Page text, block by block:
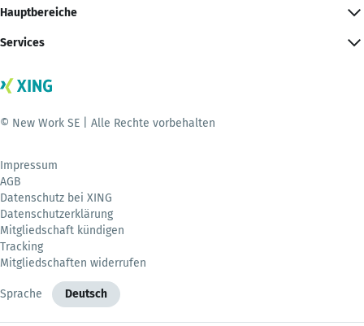
Hauptbereiche
Services
© New Work SE | Alle Rechte vorbehalten
Impressum
AGB
Datenschutz bei XING
Datenschutzerklärung
Mitgliedschaft kündigen
Tracking
Mitgliedschaften widerrufen
Sprache Deutsch